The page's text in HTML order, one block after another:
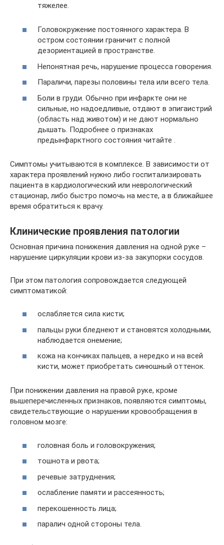
тяжелее.
Головокружение постоянного характера. В
остром состоянии граничит с полной
дезориентацией в пространстве.
Непонятная речь, нарушение процесса говорения.
Параличи, парезы половины тела или всего тела.
Боли в груди. Обычно при инфаркте они не
сильные, но надоедливые, отдают в эпигаистрий
(область над животом) и не дают нормально
дышать. Подробнее о признаках
предынфарктного состояния читайте .
Симптомы учитываются в комплексе. В зависимости от
характера проявлений нужно либо госпитализировать
пациента в кардиологический или неврологический
стационар, либо быстро помочь на месте, а в ближайшее
время обратиться к врачу.
Клинические проявления патологии
Основная причина понижения давления на одной руке –
нарушение циркуляции крови из-за закупорки сосудов.
При этом патология сопровождается следующей
симптоматикой:
ослабляется сила кисти;
пальцы руки бледнеют и становятся холодными,
наблюдается онемение;
кожа на кончиках пальцев, а нередко и на всей
кисти, может приобретать синюшный оттенок.
При понижении давления на правой руке, кроме
вышеперечисленных признаков, появляются симптомы,
свидетельствующие о нарушении кровообращения в
головном мозге:
головная боль и головокружения;
тошнота и рвота;
речевые затруднения;
ослабление памяти и рассеянность;
перекошенность лица;
паралич одной стороны тела.